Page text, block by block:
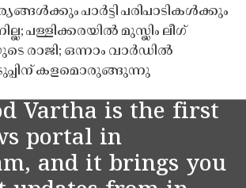
പാർട്ടി പരിപാടികൾക്കും
പള്ളിക്കരയിൽ മുസ്ലിം ലീഗ്
രാജി; ഒന്നാം വാർഡിൽ
കളമൊരുങ്ങുന്നു
Vartha is the first
portal in
and it brings you